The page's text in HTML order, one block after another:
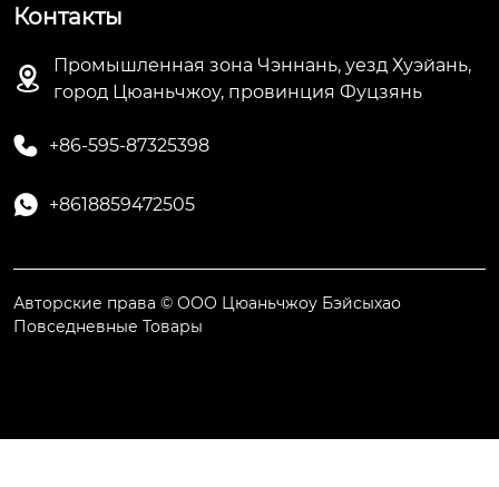
Контакты

Промышленная зона Чэннань, уезд Хуэйань,
город Цюаньчжоу, провинция Фуцзянь
 +86-595-87325398
 +8618859472505
Авторские права © ООО Цюаньчжоу Бэйсыхао
Повседневные Товары